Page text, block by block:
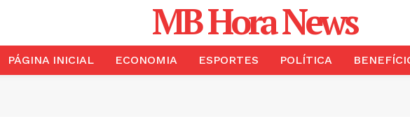
MB Hora News
PÁGINA INICIAL ECONOMIA ESPORTES POLÍTICA